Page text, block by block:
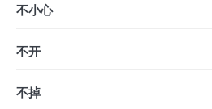
不小心
不开
不掉